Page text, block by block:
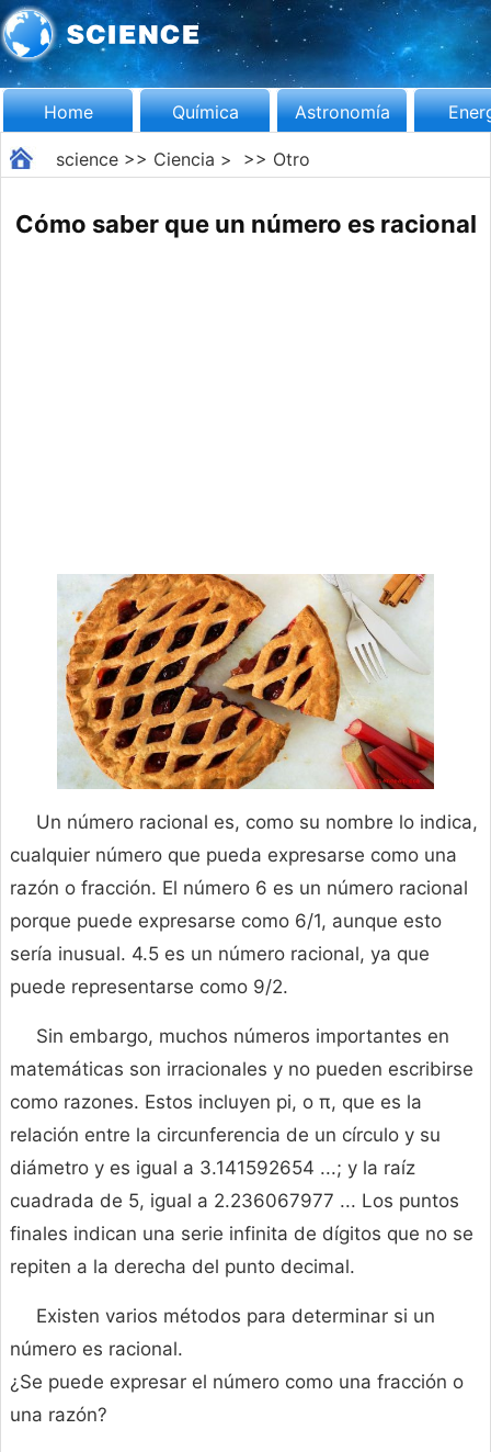
Home Química Astronomía
science>> Ciencia > >> Otro
Cómo saber que un número es racional
Un número racional es, como su nombre lo indica,
cualquier número que pueda expresarse como una
razón o fracción. El número 6 es un número racional
porque puede expresarse como 6/1, aunque esto
sería inusual. 4.5 es un número racional, ya que
puede representarse como 9/2.
Sin embargo, muchos números importantes en
matemáticas son irracionales y no pueden escribirse
como razones. Estos incluyen pi, o π, que es la
relación entre la circunferencia de un círculo y su
diámetro y es igual a 3.141592654 ...; y la raíz
cuadrada de 5, igual a 2.236067977 ... Los puntos
finales indican una serie infinita de dígitos que no se
repiten a la derecha del punto decimal.
Existen varios métodos para determinar si un
número es racional.
¿Se puede expresar el número como una fracción o
una razón?